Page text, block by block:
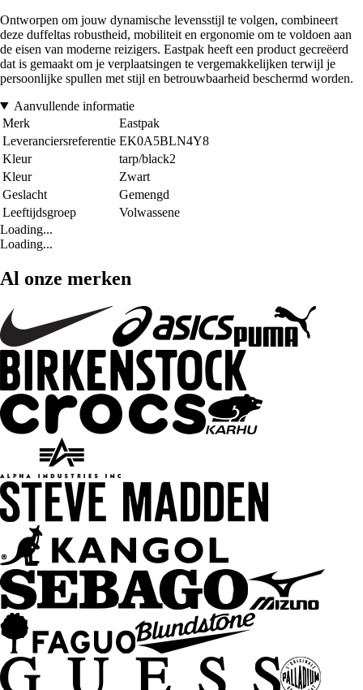
Ontworpen om jouw dynamische levensstijl te volgen, combineert
deze duffeltas robustheid, mobiliteit en ergonomie om te voldoen aan
de eisen van moderne reizigers. Eastpak heeft een product gecreëerd
dat is gemaakt om je verplaatsingen te vergemakkelijken terwijl je
persoonlijke spullen met stijl en betrouwbaarheid beschermd worden.
Aanvullende informatie
Merk
Eastpak
Leveranciersreferentie EK0A5BLN4Y8
Kleur
tarp/black2
Kleur
Zwart
Geslacht
Gemengd
Leeftijdsgroep
Volwassene
Loading...
Loading...
Al onze merken